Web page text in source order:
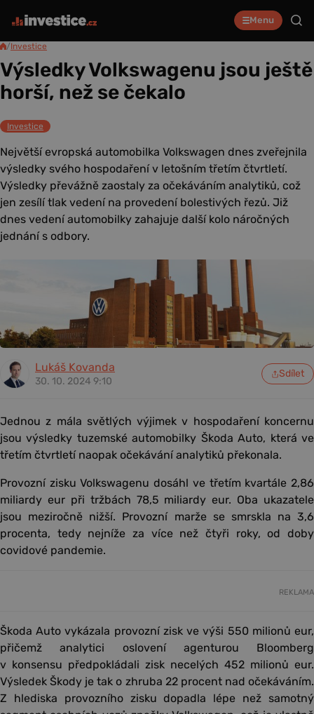
Menu
/Investice
Výsledky Volkswagenu jsou ještě
horší, než se čekalo
Investice
Největší evropská automobilka Volkswagen dnes zveřejnila
výsledky svého hospodaření v letošním třetím čtvrtletí.
Výsledky převážně zaostaly za očekáváním analytiků, což
jen zesílí tlak vedení na provedení bolestivých řezů. Již
dnes vedení automobilky zahajuje další kolo náročných
jednání s odbory.
Lukáš Kovanda
30. 10. 2024 9:10
Sdílet
Jednou z mála světlých výjimek v hospodaření koncernu
jsou výsledky tuzemské automobilky Škoda Auto, která ve
třetím čtvrtletí naopak očekávání analytiků překonala.
Provozní zisku Volkswagenu dosáhl ve třetím kvartále 2,86
miliardy eur při tržbách 78,5 miliardy eur. Oba ukazatele
jsou meziročně nižší. Provozní marže se smrskla na 3,6
procenta, tedy nejníže za více než čtyři roky, od doby
covidové pandemie.
REKLAMA
Škoda Auto vykázala provozní zisk ve výši 550 milionů eur,
přičemž analytici oslovení agenturou Bloomberg
v konsensu předpokládali zisk necelých 452 milionů eur.
Výsledek Škody je tak o zhruba 22 procent nad očekáváním.
Z hlediska provozního zisku dopadla lépe než samotný